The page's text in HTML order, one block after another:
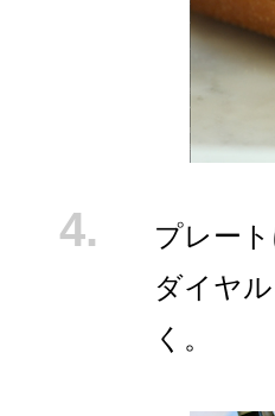
プレー
ダイヤ
く。